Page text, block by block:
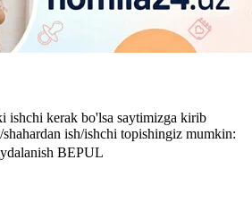
ishchi kerak bo'lsa saytimizga kirib
ish/ishchi topishingiz mumkin:
BEPUL